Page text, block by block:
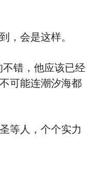
会是这样。
错，他应该已经
可能连潮汐海都
人，个个实力